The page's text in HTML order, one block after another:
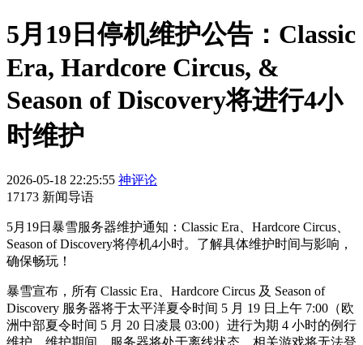
5月19日停机维护公告：Classic
Era, Hardcore Circus, &
Season of Discovery将进行4小
时维护
2026-05-18 22:25:55 神评论
17173 新闻导语
5月19日暴雪服务器维护通知：Classic Era、Hardcore Circus、
Season of Discovery将停机4小时。了解具体维护时间与影响，
确保畅玩！
暴雪宣布，所有 Classic Era、Hardcore Circus 及 Season of
Discovery 服务器将于太平洋夏令时间 5 月 19 日上午 7:00（欧
洲中部夏令时间 5 月 20 日凌晨 03:00）进行为期 4 小时的例行
维护。维护期间，服务器将处于离线状态，相关游戏将无法登